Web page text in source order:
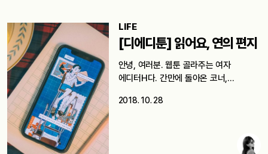
LIFE
[디에디툰] 읽어요, 연의 편지
안녕, 여러분. 웹툰 골라주는 여자
에디터H다. 간만에 돌아온 코너,
2018. 10. 28